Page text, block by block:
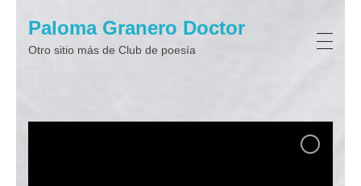
Paloma Granero Doctor
Otro sitio más de Club de poesí­a